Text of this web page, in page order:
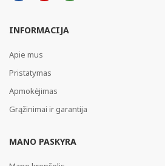
INFORMACIJA
Apie mus
Pristatymas
Apmokėjimas
Grąžinimai ir garantija
MANO PASKYRA